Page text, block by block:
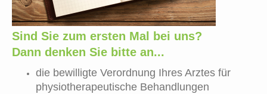
Sind Sie zum ersten Mal bei uns?
Dann denken Sie bitte an...
die bewilligte Verordnung Ihres Arztes für
physiotherapeutische Behandlungen